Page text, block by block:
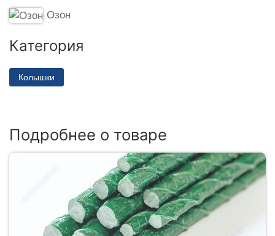
Озон
Категория
Колышки
Подробнее о товаре